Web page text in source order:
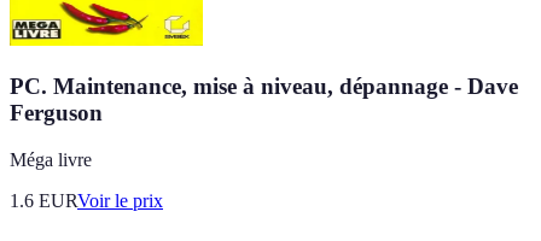
PC. Maintenance, mise à niveau, dépannage - Dave
Ferguson
Méga livre
1.6 EURVoir le prix